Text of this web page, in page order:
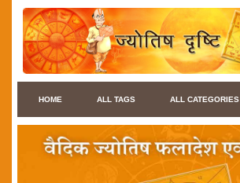
HOME ALL TAGS ALL CATEGORIES